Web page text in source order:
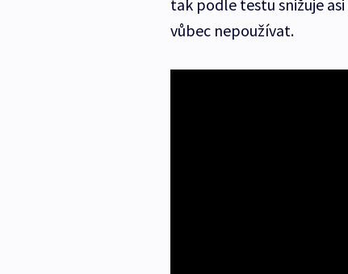
tak podle testu snižuje
vůbec nepoužívat.